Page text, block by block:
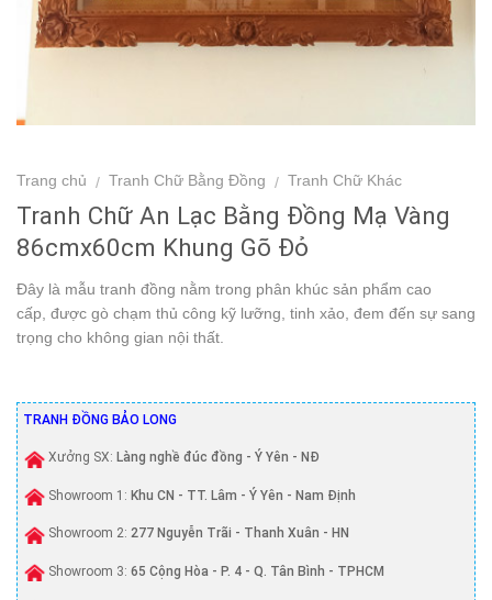
Trang chủ / Tranh Chữ Bằng Đồng / Tranh Chữ Khác
Tranh Chữ An Lạc Bằng Đồng Mạ Vàng
86cmx60cm Khung Gõ Đỏ
Đây là mẫu tranh đồng nằm trong phân khúc sản phẩm cao
cấp, được gò chạm thủ công kỹ lưỡng, tinh xảo, đem đến sự sang
trọng cho không gian nội thất.
TRANH ĐỒNG BẢO LONG
Xưởng SX: Làng nghề đúc đồng - Ý Yên - NĐ
Showroom 1: Khu CN - TT. Lâm - Ý Yên - Nam Định
Showroom 2: 277 Nguyễn Trãi - Thanh Xuân - HN
Showroom 3: 65 Cộng Hòa - P. 4 - Q. Tân Bình - TPHCM